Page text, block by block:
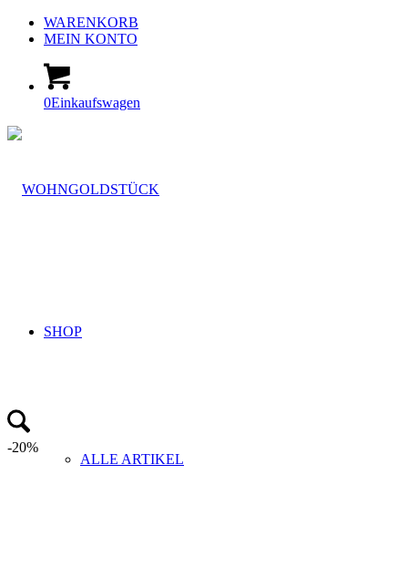
WARENKORB
MEIN KONTO
0Einkaufswagen
SHOP
ALLE ARTIKEL
-20%